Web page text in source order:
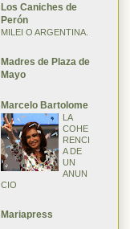
Los Caniches de
Perón
MILEI O ARGENTINA.
Madres de Plaza de
Mayo
Marcelo Bartolome
LA
COHE
RENCI
A DE
UN
ANUN
CIO
Mariapress